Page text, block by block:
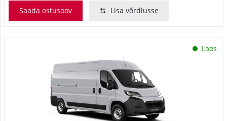
Saada ostusoov Lisa võrdlusse
Laos